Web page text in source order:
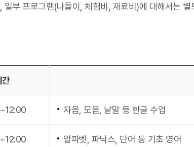
일부 프로그램(나들이, 체험비, 재료비)에 대해서는
간
자음, 모음, 낱말 등 한글 수업
알파벳, 파닉스, 단어 등 기초 영어